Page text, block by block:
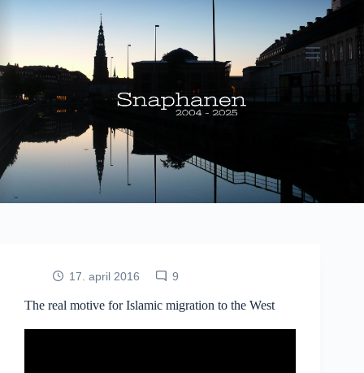
17. april 2016 9
The real motive for Islamic migration to the West